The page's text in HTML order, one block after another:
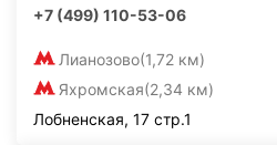
+7 (499) 110-53-06
Лианозово(1,72 км)
Яхромская(2,34 км)
Лобненская, 17 стр.1